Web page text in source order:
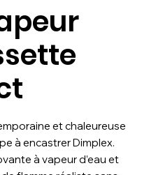
et chaleureuse
à encastrer Dimplex.
à vapeur d’eau et